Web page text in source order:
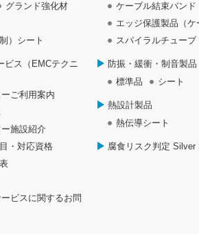
グランド強化材
）シート
ビス（EMCテクニ
ご利用案内
施設紹介
・対応資格
ビスに関するお問
ケーブル結束バンド
エッジ保護製品（
スパイラルチューブ
防振・緩衝・制音製品
標準品
シート
熱設計製品
熱伝導シート
腐食リスク判定